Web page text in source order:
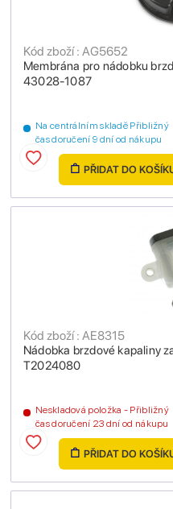
Membrána pro nádobku
43028-1087
Kód zboží : AG5652
Na centrálním skladě Přibližný
čas doručení 9 dní od nákupu
PŘIDAT DO
Nádobka brzdové kapaliny
T2024080
Kód zboží : AE8315
Neskladová položka - Přibližný
čas doručení 23 dní od nákupu
PŘIDAT DO